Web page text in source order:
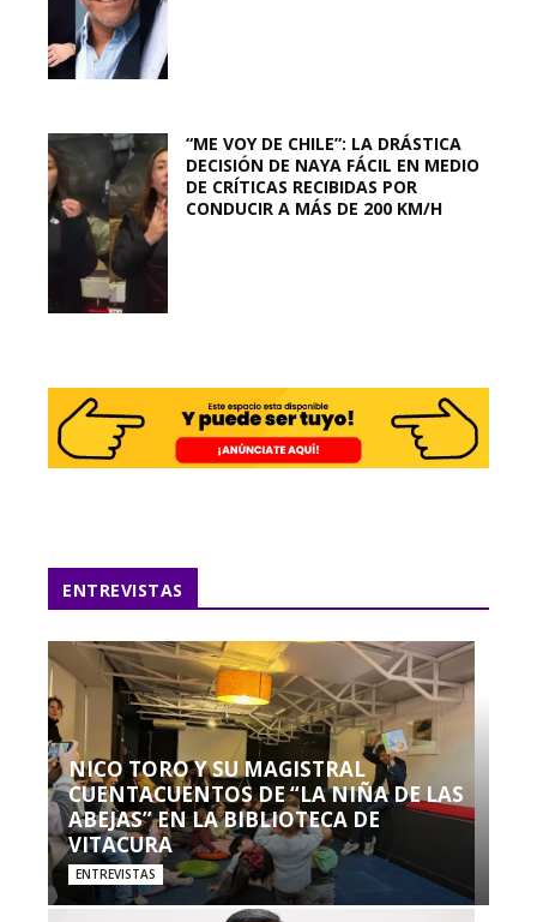
“ME VOY DE CHILE”: LA DRÁSTICA
DECISIÓN DE NAYA FÁCIL EN MEDIO
DE CRÍTICAS RECIBIDAS POR
CONDUCIR A MÁS DE 200 KM/H
ENTREVISTAS
NICO TORO Y SU MAGISTRAL
CUENTACUENTOS DE “LA NIÑA DE LAS
ABEJAS” EN LA BIBLIOTECA DE
VITACURA
ENTREVISTAS